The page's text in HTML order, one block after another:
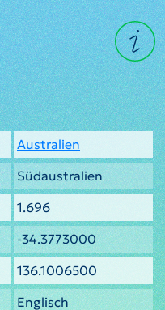
Australien
Südaustralien
1.696
-34.3773000
136.1006500
Englisch